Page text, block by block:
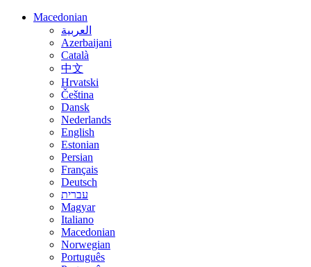
Macedonian
العربية
Azerbaijani
Català
中文
Hrvatski
Čeština
Dansk
Nederlands
English
Estonian
Persian
Français
Deutsch
עברית
Magyar
Italiano
Macedonian
Norwegian
Português